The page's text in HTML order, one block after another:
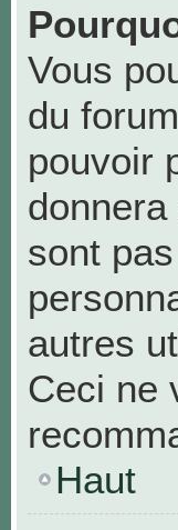
Vous
du
pouvoir
sont
autres
Ceci ne
Haut